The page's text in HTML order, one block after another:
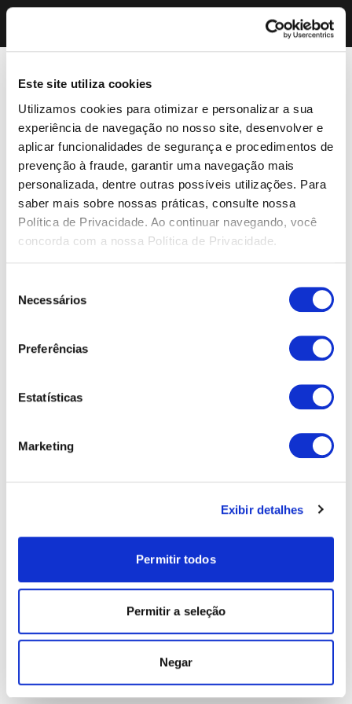
Este site utiliza cookies
Utilizamos cookies para otimizar e personalizar a sua
experiência de navegação no nosso site, desenvolver e
aplicar funcionalidades de segurança e procedimentos de
prevenção à fraude, garantir uma navegação mais
personalizada, dentre outras possíveis utilizações. Para
saber mais sobre nossas práticas, consulte nossa
Política de Privacidade. Ao continuar navegando, você
concorda com a nossa Política de Privacidade.
Necessários
Preferências
Estatísticas
Marketing
Exibir detalhes
Permitir todos
Permitir a seleção
Negar